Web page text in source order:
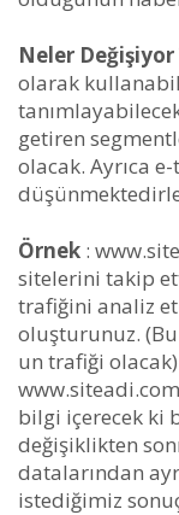
Neler Değişiyor
olarak
getiren
olacak. Ayrıca
Örnek :
sitelerini takip
trafiğini analiz
oluşturunuz.
un trafiği
bilgi içerecek ki
değişiklikten
datalarından
istediğimiz